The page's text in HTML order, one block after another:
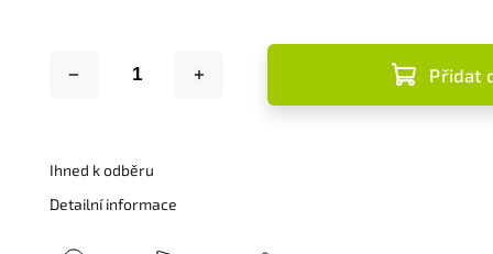
Přidat
Ihned k odběru
Detailní informace